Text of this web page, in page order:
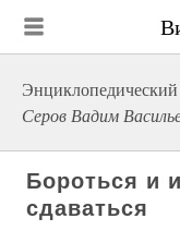
Серов Вадим
Бороться и
сдаваться